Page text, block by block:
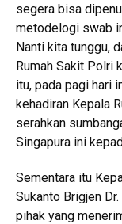
segera bisa
metodelogi swab
Nanti kita tunggu,
Rumah Sakit Polri
itu, pada pagi hari
kehadiran Kepala
serahkan
Singapura ini
Sementara itu
Sukanto Brigjen
pihak yang